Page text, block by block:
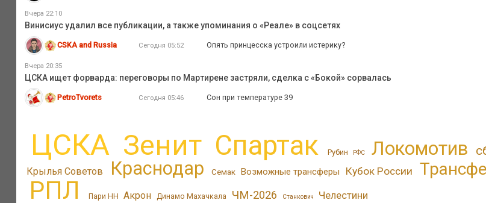
Вчера 22:10
Винисиус удалил все публикации, а также упоминания о «Реале» в соцсетях
CSKA and Russia Сегодня 05:52 Опять принцесска устроили истерику?
Вчера 20:35
ЦСКА ищет форварда: переговоры по Мартирене застряли, сделка с «Бокой» сорвалась
PetroTvorets Сегодня 05:46 Сон при температуре 39
ЦСКА Зенит Спартак Рубин РФС Локомотив
Крылья Советов Краснодар Семак Возможные трансферы Кубок России
РПЛ Пари НН Акрон Динамо Махачкала ЧМ-2026 Станкович Челестини